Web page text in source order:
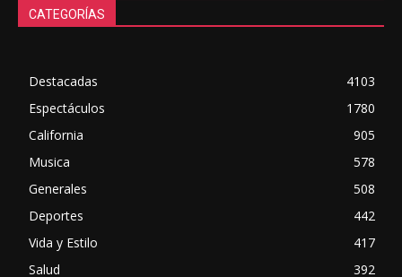
CATEGORÍAS
Destacadas
4103
Espectáculos
1780
California
905
Musica
578
Generales
508
Deportes
442
Vida y Estilo
417
Salud
392